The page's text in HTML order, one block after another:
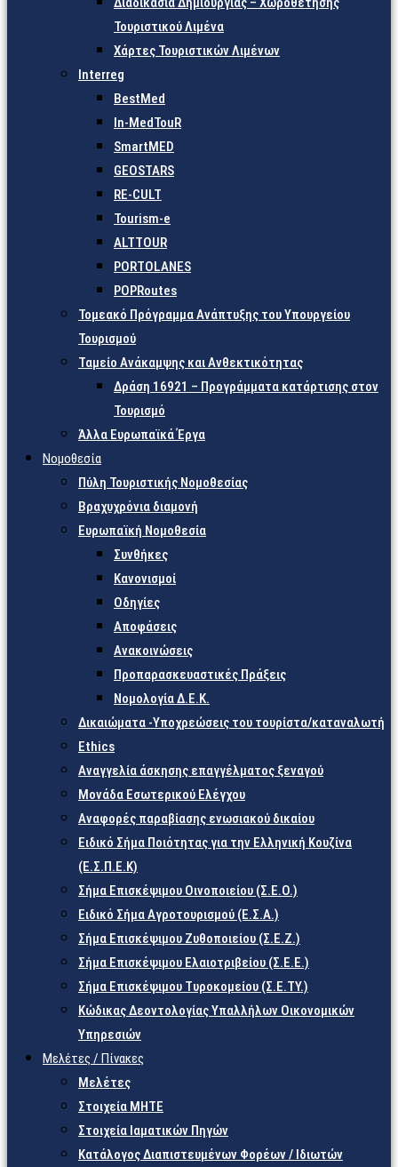
Τουριστικού Λιμένα
Χάρτες Τουριστικών Λιμένων
Interreg
BestMed
In-MedTouR
SmartMED
GEOSTARS
RE-CULT
Tourism-e
ALTTOUR
PORTOLANES
POPRoutes
Τομεακό Πρόγραμμα Ανάπτυξης του Υπουργείου
Τουρισμού
Ταμείο Ανάκαμψης και Ανθεκτικότητας
Δράση 16921 – Προγράμματα κατάρτισης στον
Τουρισμό
Άλλα Ευρωπαϊκά Έργα
Νομοθεσία
Πύλη Τουριστικής Νομοθεσίας
Βραχυχρόνια διαμονή
Ευρωπαϊκή Νομοθεσία
Συνθήκες
Κανονισμοί
Οδηγίες
Αποφάσεις
Ανακοινώσεις
Προπαρασκευαστικές Πράξεις
Νομολογία Δ.Ε.Κ.
Δικαιώματα -Υποχρεώσεις του τουρίστα/καταναλωτή
Ethics
Αναγγελία άσκησης επαγγέλματος ξεναγού
Μονάδα Εσωτερικού Ελέγχου
Αναφορές παραβίασης ενωσιακού δικαίου
Ειδικό Σήμα Ποιότητας για την Ελληνική Κουζίνα
(Ε.Σ.Π.Ε.Κ)
Σήμα Επισκέψιμου Οινοποιείου (Σ.Ε.Ο.)
Ειδικό Σήμα Αγροτουρισμού (Ε.Σ.Α.)
Σήμα Επισκέψιμου Ζυθοποιείου (Σ.Ε.Ζ.)
Σήμα Επισκέψιμου Ελαιοτριβείου (Σ.Ε.Ε.)
Σήμα Επισκέψιμου Τυροκομείου (Σ.Ε.TY.)
Κώδικας Δεοντολογίας Υπαλλήλων Οικονομικών
Υπηρεσιών
Μελέτες / Πίνακες
Μελέτες
Στοιχεία ΜΗΤΕ
Στοιχεία Ιαματικών Πηγών
Κατάλογος Διαπιστευμένων Φορέων / Ιδιωτών